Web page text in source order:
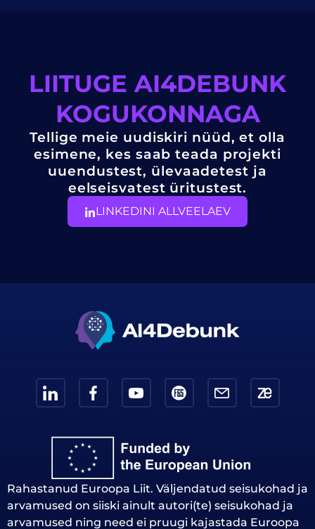
LIITUGE AI4DEBUNK
KOGUKONNAGA
Tellige meie uudiskiri nüüd, et olla
esimene, kes saab teada projekti
uuendustest, ülevaadetest ja
eelseisvatest üritustest.
LINKEDINI ALLVEELAEV
Rahastanud Euroopa Liit. Väljendatud seisukohad ja
arvamused on siiski ainult autori(te) seisukohad ja
arvamused ning need ei pruugi kajastada Euroopa